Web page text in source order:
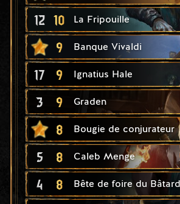
12 10 La Fripouille
9 Banque Vivaldi
17 9 Ignatius Hale
3 9 Graden
8 Bougie de conjurateur
5 8 Caleb Menge
4 8 Bête de foire du Bâtard